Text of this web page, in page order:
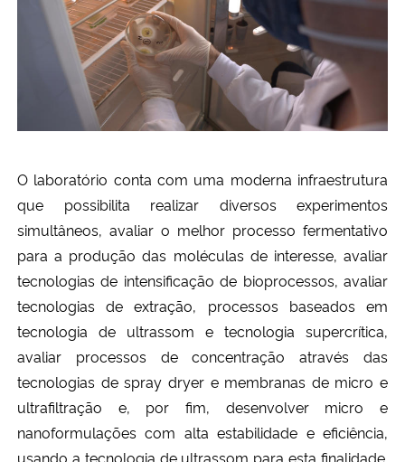
O laboratório conta com uma moderna infraestrutura
que possibilita realizar diversos experimentos
simultâneos, avaliar o melhor processo fermentativo
para a produção das moléculas de interesse, avaliar
tecnologias de intensificação de bioprocessos, avaliar
tecnologias de extração, processos baseados em
tecnologia de ultrassom e tecnologia supercrítica,
avaliar processos de concentração através das
tecnologias de spray dryer e membranas de micro e
ultrafiltração e, por fim, desenvolver micro e
nanoformulações com alta estabilidade e eficiência,
usando a tecnologia de ultrassom para esta finalidade.